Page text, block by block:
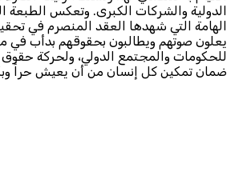
الدولية والشركات الكبرى. وتعكس الطبعة
الهامة التي شهدها العقد المنصرم في
يعلون صوتهم ويطالبون بحقوقهم بدأب في
للحكومات والمجتمع الدولي، ولحركة
ضمان تمكين كل إنسان من أن يعيش حراً